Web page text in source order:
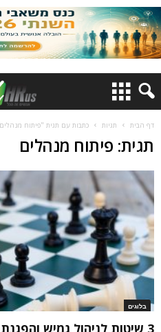
דף הבית תגיות כתבות עם תגית "פיתוח
תגית: פיתוח מנהלים
בלוגים